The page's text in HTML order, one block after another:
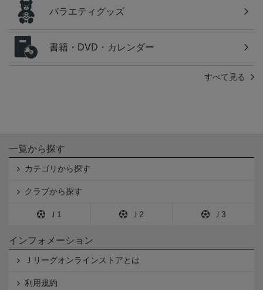
バラエティグッズ
書籍・DVD・カレンダー
すべて見る
一覧から探す
カテゴリから探す
クラブから探す
Ｊ1 Ｊ2 Ｊ3
インフォメーション
Ｊリーグオンラインストアとは
利用規約